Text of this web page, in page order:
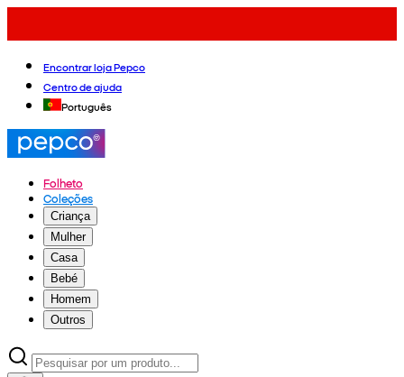
Encontrar loja Pepco
Centro de ajuda
Português
Folheto
Coleções
Criança
Mulher
Casa
Bebé
Homem
Outros